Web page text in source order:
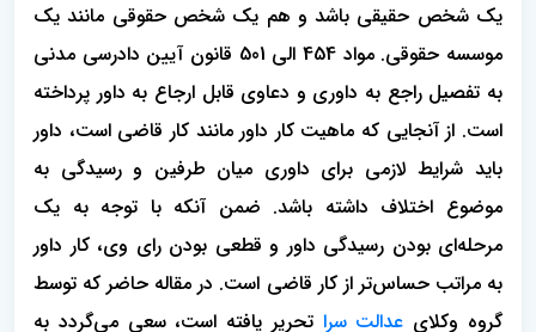
یک شخص حقیقی باشد و هم یک شخص حقوقی مانند یک
موسسه حقوقی. مواد 454 الی 501 قانون آیین دادرسی مدنی
به تفصیل راجع به داوری و دعاوی قابل ارجاع به داور پرداخته
است. از آنجایی که ماهیت کار داور مانند کار قاضی است، داور
باید شرایط لازمی برای داوری میان طرفین و رسیدگی به
موضوع اختلاف داشته باشد. ضمن آنکه با توجه به یک
مرحله‌ای بودن رسیدگی داور و قطعی بودن رای وی، کار داور
به مراتب حساس‌تر از کار قاضی است. در مقاله حاضر که توسط
گروه وکلای عدالت سرا تحریر یافته است، سعی می‌گردد به